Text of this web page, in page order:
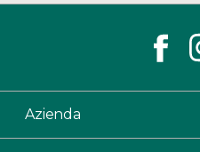
Azienda